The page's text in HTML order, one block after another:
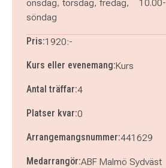
onsdag, torsdag, fredag,
söndag
Pris:1920:-
Kurs eller evenemang:Kurs
Antal träffar:4
Platser kvar:0
Arrangemangsnummer:441629
Medarrangör:ABF Malmö Sydväst